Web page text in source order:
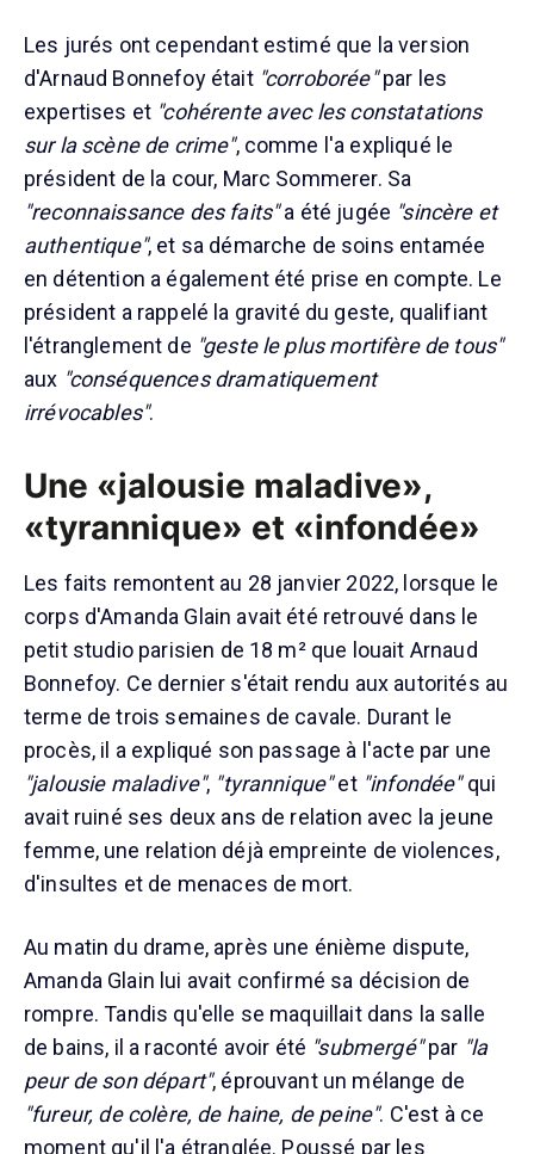
Les jurés ont cependant estimé que la version
d'Arnaud Bonnefoy était "corroborée"par les
expertises et "cohérente avec les constatations
sur la scène de crime", comme l'a expliqué le
président de la cour, Marc Sommerer. Sa
"reconnaissance des faits"a été jugée "sincère et
authentique", et sa démarche de soins entamée
en détention a également été prise en compte. Le
président a rappelé la gravité du geste, qualifiant
l'étranglement de "geste le plus mortifère de tous"
aux "conséquences dramatiquement
irrévocables".
Une «jalousie maladive»,
«tyrannique» et «infondée»
Les faits remontent au 28 janvier 2022, lorsque le
corps d'Amanda Glain avait été retrouvé dans le
petit studio parisien de 18 m² que louait Arnaud
Bonnefoy. Ce dernier s'était rendu aux autorités au
terme de trois semaines de cavale. Durant le
procès, il a expliqué son passage à l'acte par une
"jalousie maladive", "tyrannique"et "infondée"qui
avait ruiné ses deux ans de relation avec la jeune
femme, une relation déjà empreinte de violences,
d'insultes et de menaces de mort.
Au matin du drame, après une énième dispute,
Amanda Glain lui avait confirmé sa décision de
rompre. Tandis qu'elle se maquillait dans la salle
de bains, il a raconté avoir été "submergé"par "la
peur de son départ", éprouvant un mélange de
"fureur, de colère, de haine, de peine". C'est à ce
moment qu'il l'a étranglée. Poussé par les